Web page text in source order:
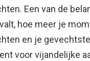
Een van de
hoe meer je
en je
voor vijandelijke